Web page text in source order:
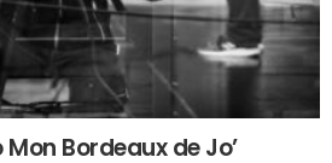
Bordeaux de Jo’